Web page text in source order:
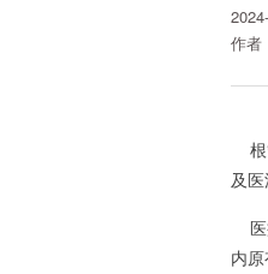
作者
根
及
医
内